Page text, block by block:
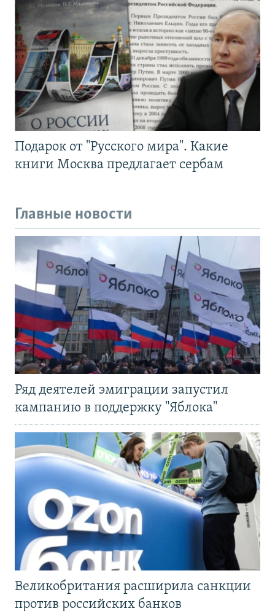
Подарок от "Русского мира". Какие
книги Москва предлагает сербам
Главные новости
Ряд деятелей эмиграции запустил
кампанию в поддержку "Яблока"
Великобритания расширила санкции
против российских банков